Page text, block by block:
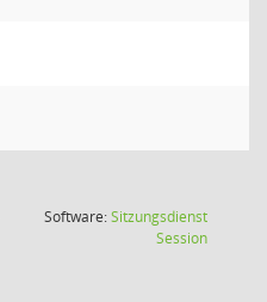
Software:Sitzungsdienst
Session(Wird in